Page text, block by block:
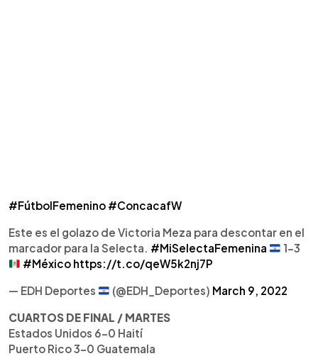
#FútbolFemenino #ConcacafW
Este es el golazo de Victoria Meza para descontar en el
marcador para la Selecta. #MiSelectaFemenina
1-3
#México https://t.co/qeW5k2nj7P
— EDH Deportes
(@EDH_Deportes) March 9, 2022
CUARTOS DE FINAL / MARTES
Estados Unidos 6-0 Haití
Puerto Rico 3-0 Guatemala